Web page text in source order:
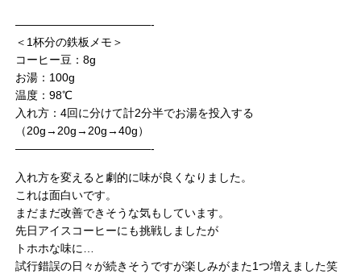
————————————-
＜1杯分の鉄板メモ＞
コーヒー豆：8g
お湯：100g
温度：98℃
入れ方：4回に分けて計2分半でお湯を投入する
（20g→20g→20g→40g）
————————————-
入れ方を変えると劇的に味が良くなりました。
これは面白いです。
まだまだ改善できそうな気もしています。
先日アイスコーヒーにも挑戦しましたが
トホホな味に…
試行錯誤の日々が続きそうですが楽しみがまた1つ増えました笑